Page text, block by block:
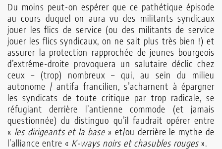
Du moins peut-on espérer que ce pathétique épisode
au cours duquel on aura vu des militants syndicaux
jouer les flics de service (ou des militants de service
jouer les flics syndicaux, on ne sait plus très bien !) et
assurer la protection rapprochée de jeunes bourgeois
d’extrême-droite provoquera un salutaire déclic chez
ceux – (trop) nombreux – qui, au sein du milieu
autonome / antifa francilien, s’acharnent à épargner
les syndicats de toute critique par trop radicale, se
réfugiant derrière l’antienne commode (et jamais
questionnée) du distinguo qu’il faudrait opérer entre
« les dirigeants et la base » et/ou derrière le mythe de
l’alliance entre « K-ways noirs et chasubles rouges ».